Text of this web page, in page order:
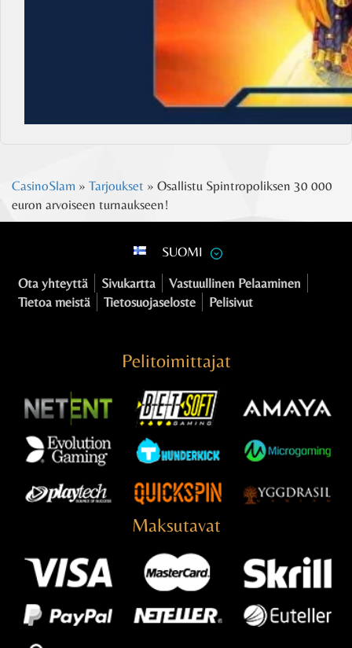
CasinoSlam » Tarjoukset » Osallistu Spintropoliksen 30 000
euron arvoiseen turnaukseen!
SUOMI
Ota yhteyttä Sivukartta
Vastuullinen Pelaaminen
Tietoa meistä
Tietosuojaseloste Pelisivut
Pelitoimittajat
Maksutavat